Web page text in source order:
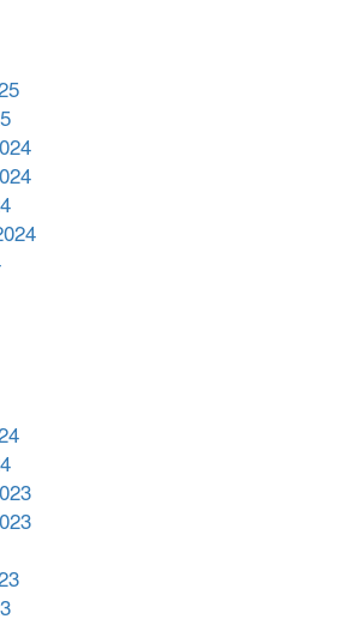
সহায়তা দিলেন সাচিং প্রু জেরী